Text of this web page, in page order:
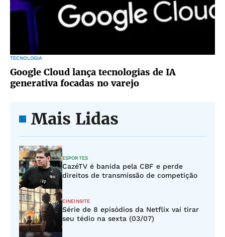
TECNOLOGIA
Google Cloud lança tecnologias de IA
generativa focadas no varejo
Mais Lidas
ESPORTES
CazéTV é banida pela CBF e perde
direitos de transmissão de competição
CINEINSITE
Série de 8 episódios da Netflix vai tirar
seu tédio na sexta (03/07)